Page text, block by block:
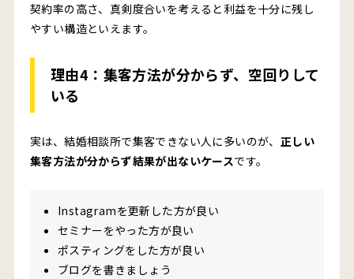
契約率の高さ、真剣度合いを考えると利益を十分に残し
やすい構造といえます。
理由4：集客方法が分からず、空回りして
いる
実は、結婚相談所で集客できない人に多いのが、 正しい
集客方法が分からず結果が出ないケースです。
Instagramを更新した方が良い
セミナーをやった方が良い
ポスティングをした方が良い
ブログを書きましょう